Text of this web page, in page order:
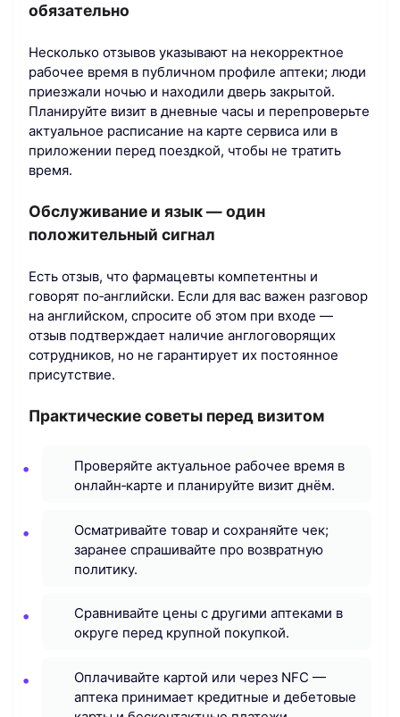
обязательно
Несколько отзывов указывают на некорректное
рабочее время в публичном профиле аптеки; люди
приезжали ночью и находили дверь закрытой.
Планируйте визит в дневные часы и перепроверьте
актуальное расписание на карте сервиса или в
приложении перед поездкой, чтобы не тратить
время.
Обслуживание и язык — один
положительный сигнал
Есть отзыв, что фармацевты компетентны и
говорят по‑английски. Если для вас важен разговор
на английском, спросите об этом при входе —
отзыв подтверждает наличие англоговорящих
сотрудников, но не гарантирует их постоянное
присутствие.
Практические советы перед визитом
Проверяйте актуальное рабочее время в
онлайн‑карте и планируйте визит днём.
Осматривайте товар и сохраняйте чек;
заранее спрашивайте про возвратную
политику.
Сравнивайте цены с другими аптеками в
округе перед крупной покупкой.
Оплачивайте картой или через NFC —
аптека принимает кредитные и дебетовые